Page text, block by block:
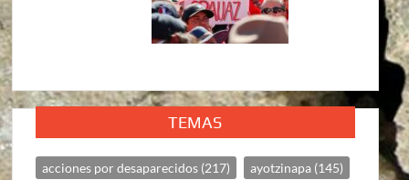
TEMAS
acciones por desaparecidos (217) ayotzinapa (145)